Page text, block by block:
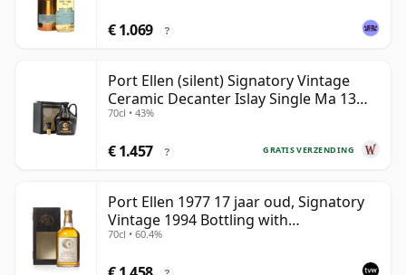
€ 1.069 ?
Port Ellen (silent) Signatory Vintage
Ceramic Decanter Islay Single Ma 13
jaar oud
70cl • 43%
GRATIS VERZENDING
€ 1.457 ?
Port Ellen 1977 17 jaar oud, Signatory
Vintage 1994 Bottling with
Presentation Box - Cask 5560
70cl • 60.4%